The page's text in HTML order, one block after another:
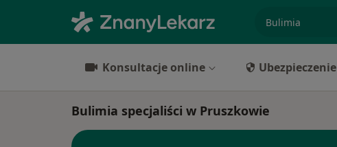
Konsultacje online Ubezpieczenie
Bulimia specjaliści w Pruszkowie